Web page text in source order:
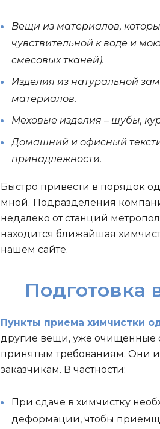
Вещи из материалов,
чувствительной к воде и
смесовых тканей).
Изделия из натуральной
материалов.
Меховые изделия – шубы,
Домашний и офисный
принадлежности.
Быстро привести в порядок
мной. Подразделения
недалеко от станций
находится ближайшая
нашем сайте.
Подготовка
Пункты приема химчистки
другие вещи, уже очищенные
принятым требованиям. Они
заказчикам. В частности:
При сдаче в химчистку
деформации, чтобы